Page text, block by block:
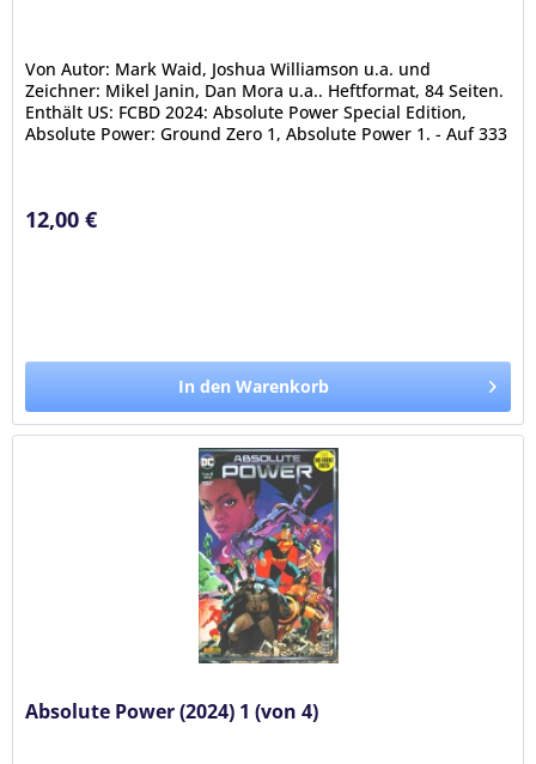
Von Autor: Mark Waid, Joshua Williamson u.a. und
Zeichner: Mikel Janin, Dan Mora u.a.. Heftformat, 84 Seiten.
Enthält US: FCBD 2024: Absolute Power Special Edition,
Absolute Power: Ground Zero 1, Absolute Power 1. - Auf 333
12,00 €
In den Warenkorb
Absolute Power (2024) 1 (von 4)